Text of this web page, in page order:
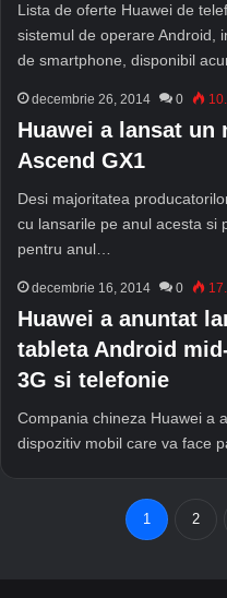
Lista de oferte Huawei de
sistemul de operare Android,
de smartphone, disponibil
decembrie 26, 2014 0
Huawei a lansat un
Ascend GX1
Desi majoritatea
cu lansarile pe anul acesta si
pentru anul…
decembrie 16, 2014 0
Huawei a anuntat
tableta Android
3G si telefonie
Compania chineza Huawei a
dispozitiv mobil care va face
1 2